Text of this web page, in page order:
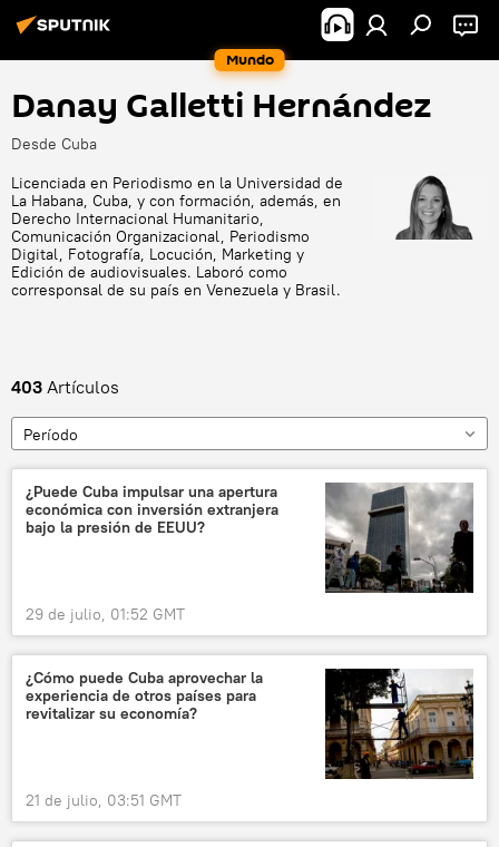
Mundo
Danay Galletti Hernández
Desde Cuba
Licenciada en Periodismo en la Universidad de
La Habana, Cuba, y con formación, además, en
Derecho Internacional Humanitario,
Comunicación Organizacional, Periodismo
Digital, Fotografía, Locución, Marketing y
Edición de audiovisuales. Laboró como
corresponsal de su país en Venezuela y Brasil.
403 Artículos
Período
¿Puede Cuba impulsar una apertura
económica con inversión extranjera
bajo la presión de EEUU?
29 de julio, 01:52 GMT
¿Cómo puede Cuba aprovechar la
experiencia de otros países para
revitalizar su economía?
21 de julio, 03:51 GMT